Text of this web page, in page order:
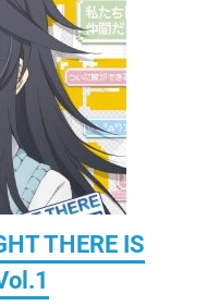
THERE IS